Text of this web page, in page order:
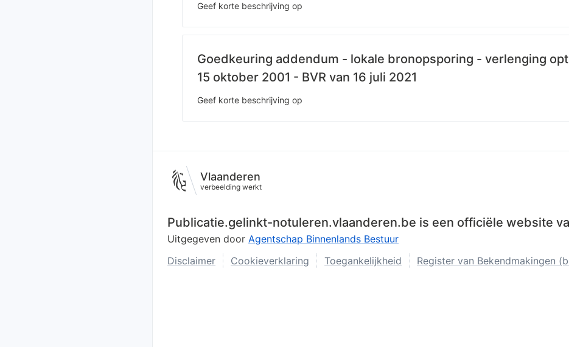
Geef korte beschrijving op
Goedkeuring addendum - lokale bronopsporing - verlenging
15 oktober 2001 - BVR van 16 juli 2021
Geef korte beschrijving op
Vlaanderen
verbeelding werkt
Publicatie.gelinkt-notuleren.vlaanderen.be is een officiële website
Uitgegeven doorAgentschap Binnenlands Bestuur
Disclaimer
Cookieverklaring Toegankelijkheid Register van Bekendmakingen